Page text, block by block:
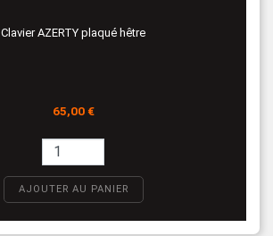
Clavier AZERTY plaqué hêtre
Prix
65,00 €
AJOUTER AU PANIER